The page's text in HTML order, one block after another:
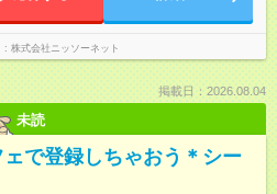
株式会社ニッソーネット
掲載日：2026.08.04
未読
で登録しちゃおう＊シー